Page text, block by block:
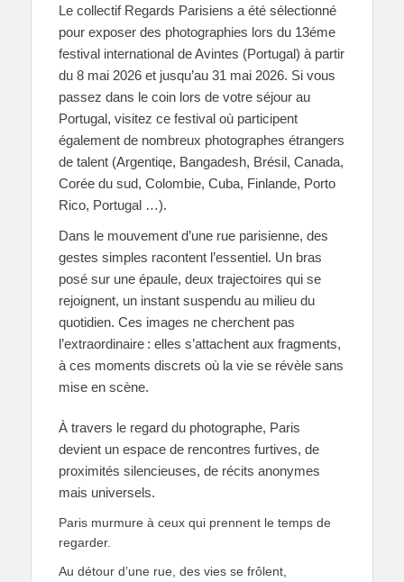
Le collectif Regards Parisiens a été sélectionné
pour exposer des photographies lors du 13éme
festival international de Avintes (Portugal) à partir
du 8 mai 2026 et jusqu’au 31 mai 2026. Si vous
passez dans le coin lors de votre séjour au
Portugal, visitez ce festival où participent
également de nombreux photographes étrangers
de talent (Argentiqe, Bangadesh, Brésil, Canada,
Corée du sud, Colombie, Cuba, Finlande, Porto
Rico, Portugal …).
Dans le mouvement d’une rue parisienne, des
gestes simples racontent l’essentiel. Un bras
posé sur une épaule, deux trajectoires qui se
rejoignent, un instant suspendu au milieu du
quotidien. Ces images ne cherchent pas
l’extraordinaire : elles s’attachent aux fragments,
à ces moments discrets où la vie se révèle sans
mise en scène.
À travers le regard du photographe, Paris
devient un espace de rencontres furtives, de
proximités silencieuses, de récits anonymes
mais universels.
Paris murmure à ceux qui prennent le temps de
regarder.
Au détour d’une rue, des vies se frôlent,